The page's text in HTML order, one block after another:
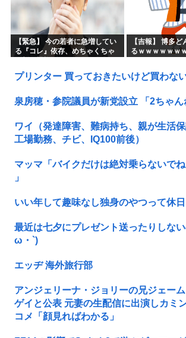
【緊急】 今の若者に急増してい
る『コレ』依存、めちゃくちゃ
【吉報】 博多
るｗｗｗｗｗｗ
プリンター 買っておきたいけど買わな
泉房穂・参院議員が新党設立 「2ちゃん
ワイ（発達障害、難病持ち、親が生活
工場勤務、チビ、IQ100前後）
マッマ「バイクだけは絶対乗らないで
」
いい年して趣味なし独身のやつって休
最近は七夕にプレゼント送ったりしない
ω・`)
エッヂ 海外旅行部
アンジェリーナ・ジョリーの兄ジェー
ゲイと公表 元妻の生配信に出演しカミ
コメ「顔見ればわかる」